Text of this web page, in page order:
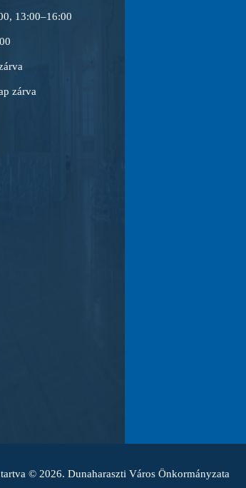
13:00–16:00
zárva
© 2026. Dunaharaszti Város Önkormányzata